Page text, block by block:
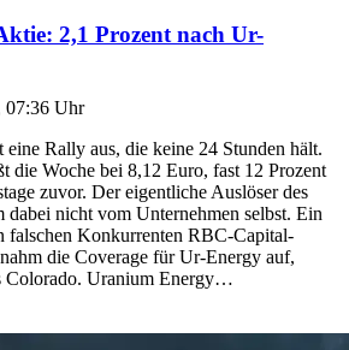
2,1 Prozent nach Ur-
07:36 Uhr
Rally aus, die keine 24 Stunden hält.
die Woche bei 8,12 Euro, fast 12 Prozent
zuvor. Der eigentliche Auslöser des
nicht vom Unternehmen selbst. Ein
falschen Konkurrenten RBC-Capital-
die Coverage für Ur-Energy auf,
Colorado. Uranium Energy…